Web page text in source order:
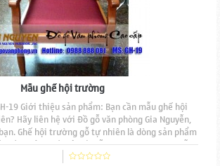
Mẫu ghế hội trường
19 Giới thiệu sản phẩm: Bạn cần mẫu ghế hội
Hãy liên hệ với Đồ gỗ văn phòng Gia Nguyễn,
Ghế hội trường gỗ tự nhiên là dòng sản phẩm
và sản xuất bởi Đồ gỗ Văn phòng Gia Nguyễn,
xuất hoàn toàn thủ công mẫu mã đẹp, độ bền